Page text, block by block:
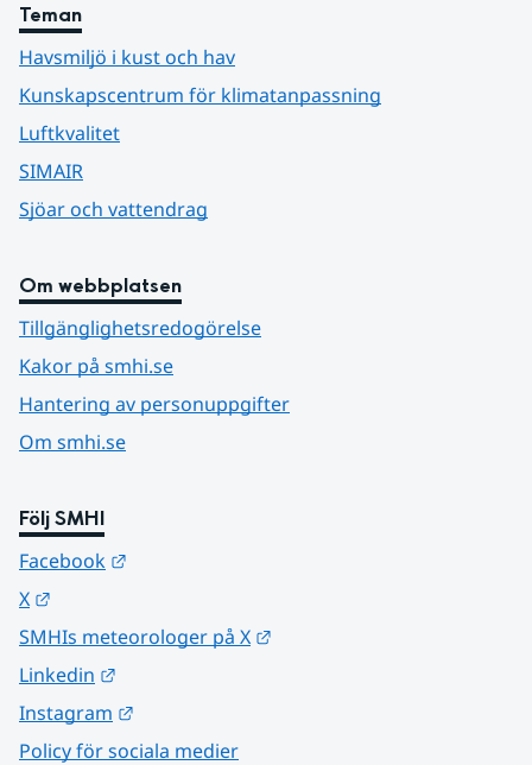
Teman
Havsmiljö i kust och hav
Kunskapscentrum för klimatanpassning
Luftkvalitet
SIMAIR
Sjöar och vattendrag
Om webbplatsen
Tillgänglighetsredogörelse
Kakor på smhi.se
Hantering av personuppgifter
Om smhi.se
Följ SMHI
Facebook
X
SMHIs meteorologer på X
Linkedin
Instagram
Policy för sociala medier